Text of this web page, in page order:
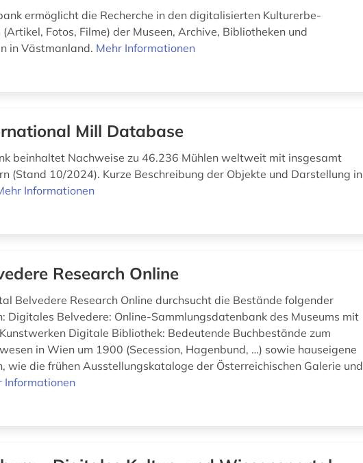
ermöglicht die Recherche in den digitalisierten Kulturerbe-
Fotos, Filme) der Museen, Archive, Bibliotheken und
in Västmanland. Mehr Informationen
Mill Database
beinhaltet Nachweise zu 46.236 Mühlen weltweit mit insgesamt
(Stand 10/2024). Kurze Beschreibung der Objekte und Darstellung in
Informationen
Research Online
Belvedere Research Online durchsucht die Bestände folgender
Digitales Belvedere: Online-Sammlungsdatenbank des Museums mit
Digitale Bibliothek: Bedeutende Buchbestände zum
in Wien um 1900 (Secession, Hagenbund, …) sowie hauseigene
wie die frühen Ausstellungskataloge der Österreichischen Galerie und
Informationen